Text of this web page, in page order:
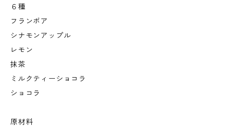
６種
フランボア
シナモンアップル
レモン
抹茶
ミルクティーショコラ
ショコラ
原材料